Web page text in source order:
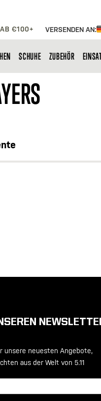
AB €100+ VERSENDEN AN:
SCHUHE ZUBEHÖR
unsere neuesten Angebote,
aus der Welt von 5.11